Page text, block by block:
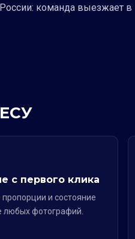
команда выезжает в
с первого клика
и состояние
любых фотографий.